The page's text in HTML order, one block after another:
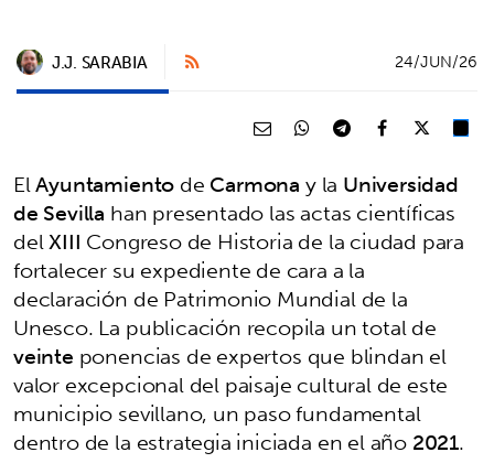
J.J. SARABIA 24/JUN/26
ElAyuntamientodeCarmonay la Universidad
de Sevilla han presentado las actas científicas
delXIII Congreso de Historia de la ciudad para
fortalecer su expediente de cara a la
declaración de Patrimonio Mundial de la
Unesco. La publicación recopila un total de
veinte ponencias de expertos que blindan el
valor excepcional del paisaje cultural de este
municipio sevillano, un paso fundamental
dentro de la estrategia iniciada en el año2021.